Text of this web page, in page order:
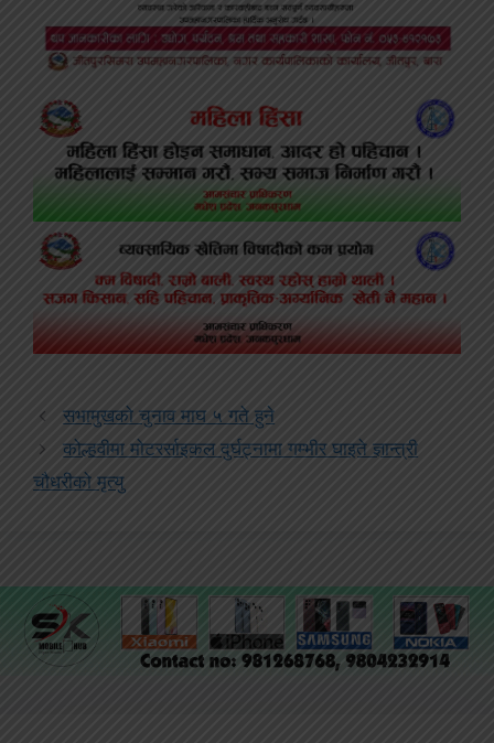
सभामुखको चुनाव माघ ५ गते हुने
कोल्हवीमा मोटरर्साइकल दुर्घट्नामा गम्भीर घाइते ज्ञान्त्री
चौधरीको मृत्यु